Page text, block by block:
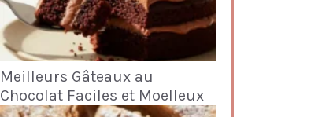
Meilleurs Gâteaux au
Chocolat Faciles et Moelleux